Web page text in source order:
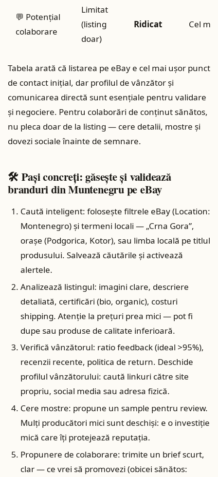
💬 Potenţial
colaborare
Limitat
(listing
doar)
Ridicat Cel
Tabela arată că listarea pe eBay e cel mai uşor punct
de contact iniţial, dar profilul de vânzător şi
comunicarea directă sunt esenţiale pentru validare
şi negociere. Pentru colaborări de conţinut sănătos,
nu pleca doar de la listing — cere detalii, mostre şi
dovezi sociale înainte de semnare.
🛠️ Pași concreţi: găsește și validează
branduri din Muntenegru pe eBay
Caută inteligent: folosește filtrele eBay (Location:
Montenegro) și termeni locali — „Crna Gora”,
orașe (Podgorica, Kotor), sau limba locală pe titlul
produsului. Salvează căutările și activează
alertele.
Analizează listingul: imagini clare, descriere
detaliată, certificări (bio, organic), costuri
shipping. Atenție la prețuri prea mici — pot fi
dupe sau produse de calitate inferioară.
Verifică vânzătorul: ratio feedback (ideal >95%),
recenzii recente, politica de return. Deschide
profilul vânzătorului: caută linkuri către site
propriu, social media sau adresa fizică.
Cere mostre: propune un sample pentru review.
Mulți producători mici sunt deschiși: e o investiție
mică care îți protejează reputația.
Propunere de colaborare: trimite un brief scurt,
clar — ce vrei să promovezi (obicei sănătos: